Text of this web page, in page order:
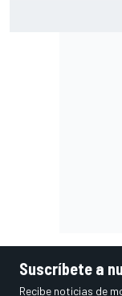
Suscríbete a
Recibe noticias de